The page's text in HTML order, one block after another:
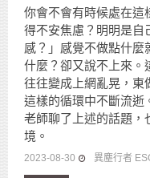
你會不會有時候處在這
得不安焦慮？明明是自
感？」感覺不做點什麼
什麼？卻又說不上來。
往往變成上網亂晃，東
這樣的循環中不斷流逝
老師聊了上述的話題，
境。
2023-08-30 異塵行者